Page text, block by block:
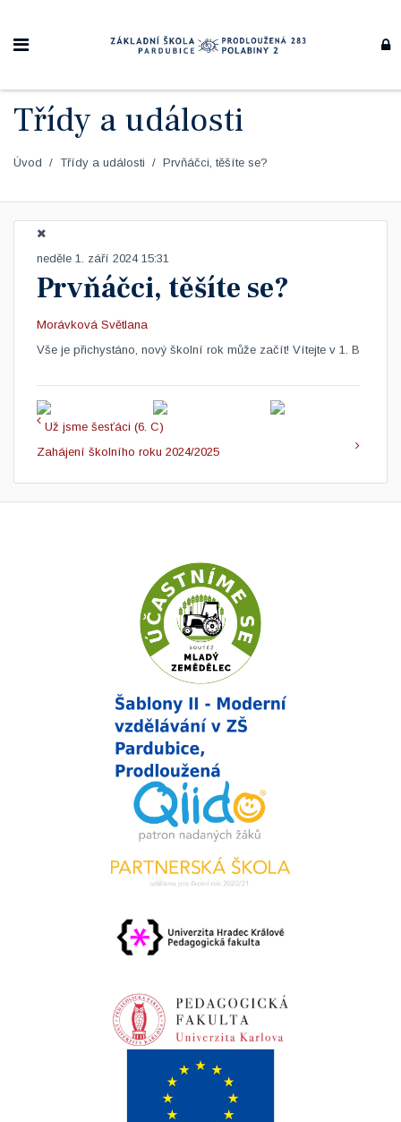
Třídy a události
Úvod Třídy a události Prvňáčci, těšíte se?
neděle 1. září 2024 15:31
Prvňáčci, těšíte se?
Morávková Světlana
​Vše je přichystáno, nový školní rok může začít! Vítejte v 1. B
Už jsme šesťáci (6. C)
Zahájení školního roku 2024/2025